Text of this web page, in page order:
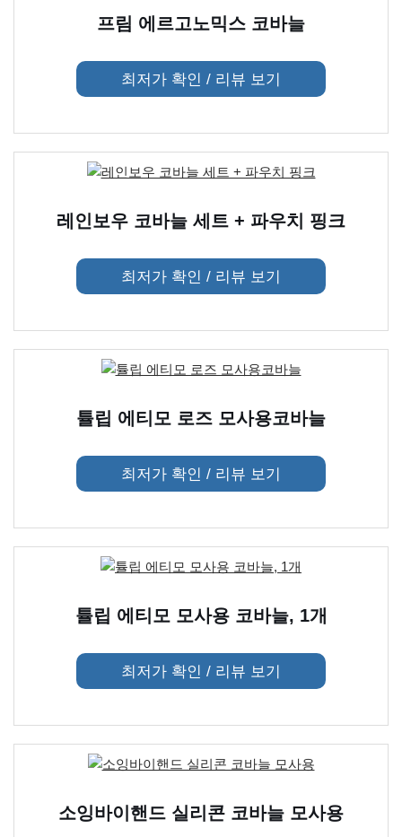
프림 에르고노믹스 코바늘
최저가 확인 / 리뷰 보기
레인보우 코바늘 세트 + 파우치 핑크
최저가 확인 / 리뷰 보기
튤립 에티모 로즈 모사용코바늘
최저가 확인 / 리뷰 보기
튤립 에티모 모사용 코바늘, 1개
최저가 확인 / 리뷰 보기
소잉바이핸드 실리콘 코바늘 모사용